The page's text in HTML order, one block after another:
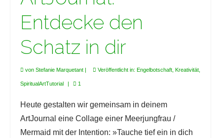
Entdecke den
Schatz in dir
von Stefanie Marquetant Veröffentlicht in: Engelbotschaft Kreativität
SpiritualArtTutorial 1
Heute gestalten wir gemeinsam in deinem
ArtJournal eine Collage einer Meerjungfrau /
Mermaid mit der Intention: »Tauche tief ein in dich